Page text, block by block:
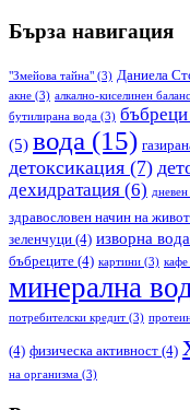
Бърза навигация
"Змейова тайна" (3) Даниела
акне (3) алкално-киселинен
бутилирана вода (3) бъбреци
(5) вода (15)
детоксикация (7)
дехидратация (6)
здравословен начин на живот
зеленчуци (4) изворна вода
бъбреците (4) картини (3) кафе
минерална
потребителски кредит (3)
(4) физическа активност (4)
на организма (3)